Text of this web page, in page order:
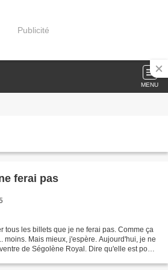
Publicité
MENU
ferai pas
tous les billets que je ne ferai pas. Comme ça
moins. Mais mieux, j'espère. Aujourd'hui, je ne
de Ségolène Royal. Dire qu'elle est pour